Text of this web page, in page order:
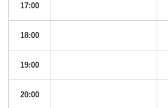
17:00
18:00
19:00
20:00